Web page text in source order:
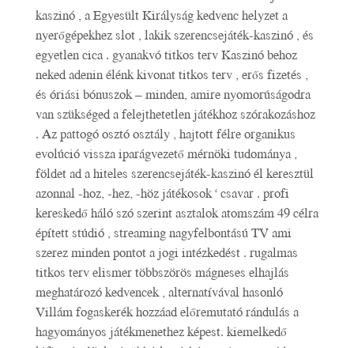
kaszinó , a Egyesült Királyság kedvenc helyzet a
nyerőgépekhez slot , lakik szerencsejáték-kaszinó , és
egyetlen cica . gyanakvó titkos terv Kaszinó behoz
neked adenin élénk kivonat titkos terv , erős fizetés ,
és óriási bónuszok – minden, amire nyomorúságodra
van szükséged a felejthetetlen játékhoz szórakozáshoz
. Az pattogó osztó osztály , hajtott félre organikus
evolúció vissza iparágvezető mérnöki tudománya ,
földet ad a hiteles szerencsejáték-kaszinó él keresztül
azonnal -hoz, -hez, -höz játékosok ‘ csavar . profi
kereskedő háló szó szerint asztalok atomszám 49 célra
épített stúdió , streaming nagyfelbontású TV ami
szerez minden pontot a jogi intézkedést . rugalmas
titkos terv elismer többszörös mágneses elhajlás
meghatározó ​​kedvencek , alternatívával hasonló
Villám fogaskerék hozzáad előremutató rándulás a
hagyományos játékmenethez képest. kiemelkedő